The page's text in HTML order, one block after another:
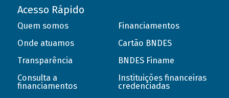
Acesso Rápido
Quem somos
Onde atuamos
Transparência
Consulta a
financiamentos
Financiamentos
Cartão BNDES
BNDES Finame
Instituições financeiras
credenciadas